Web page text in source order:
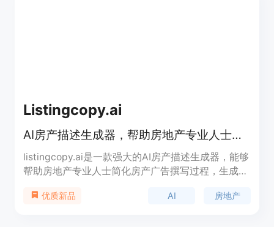
Listingcopy.ai
AI房产描述生成器，帮助房地产专业人士提升广告效果
listingcopy.ai是一款强大的AI房产描述生成器，能够
帮助房地产专业人士简化房产广告撰写过程，生成准
每个房产的独特特点，并生成突出房产最佳方面、吸
优质新品 AI 房地产